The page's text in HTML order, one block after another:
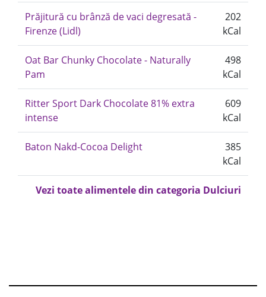
Prăjitură cu brânză de vaci degresată -
Firenze (Lidl)
202
kCal
Oat Bar Chunky Chocolate - Naturally
Pam
498
kCal
Ritter Sport Dark Chocolate 81% extra
intense
609
kCal
Baton Nakd-Cocoa Delight
385
kCal
Vezi toate alimentele din categoria Dulciuri